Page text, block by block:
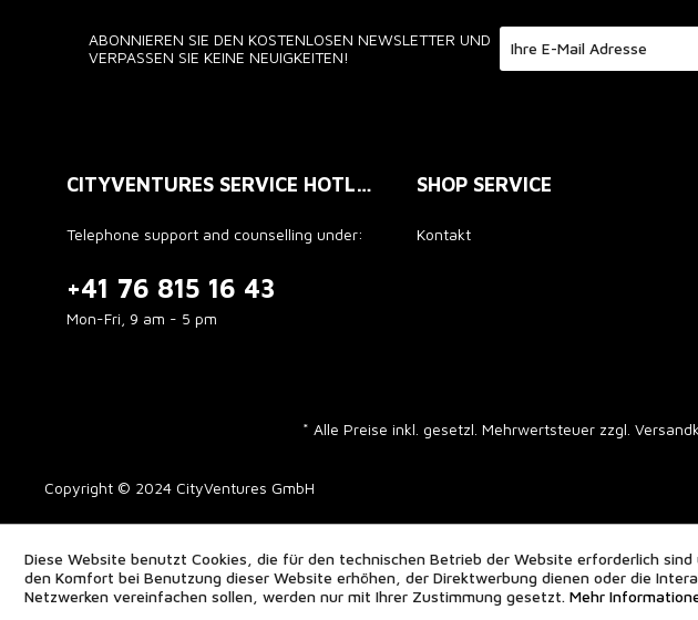
ABONNIEREN SIE DEN KOSTENLOSEN NEWSLETTER UND
VERPASSEN SIE KEINE NEUIGKEITEN!
CITYVENTURES SERVICE HOTLINE
Telephone support and counselling under:
+41 76 815 16 43
Mon-Fri, 9 am - 5 pm
SHOP SERVICE
Kontakt
* Alle Preise inkl. gesetzl. Mehrwertsteuer zzgl.
Copyright © 2024 CityVentures GmbH
Diese Website benutzt Cookies, die für den technischen Betrieb der Website erforderlich
den Komfort bei Benutzung dieser Website erhöhen, der Direktwerbung dienen oder die
Netzwerken vereinfachen sollen, werden nur mit Ihrer Zustimmung gesetzt. Mehr